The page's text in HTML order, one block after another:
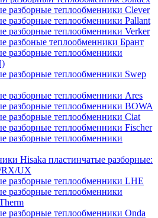
разборные теплообменники Clever
разборные теплообменники Pallant
разборные теплообменники Verker
разбоные теплообменники Брант
разборные теплообменники
разборные теплообменники Swep
разборные теплообменники Ares
разборные теплообменники BOWA
разборные теплообменники Ciat
разборные теплообменники Fischer
разборные теплообменники
Hisaka пластинчатые разборные:
RX/UX
разборные теплообменники LHE
разборные теплообменники
разборные теплообменники Onda